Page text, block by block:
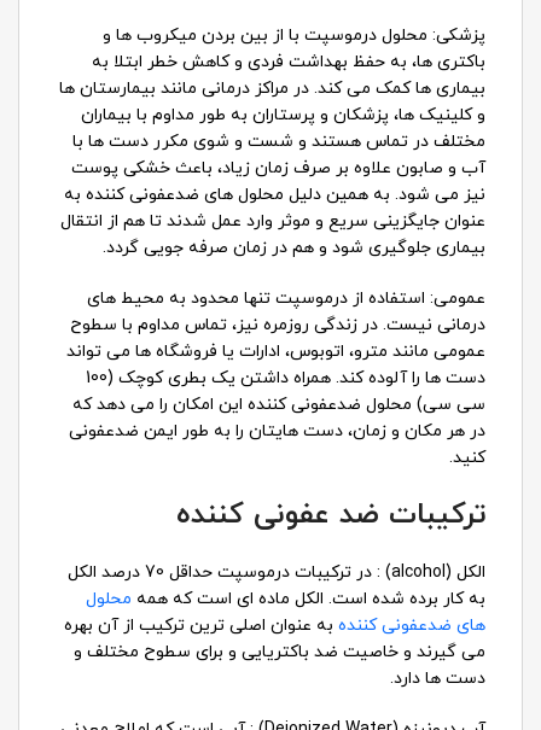
پزشکی: محلول درموسپت با از بین بردن میکروب ها و
باکتری ها، به حفظ بهداشت فردی و کاهش خطر ابتلا به
بیماری ها کمک می کند. در مراکز درمانی مانند بیمارستان ها
و کلینیک ها، پزشکان و پرستاران به طور مداوم با بیماران
مختلف در تماس هستند و شست و شوی مکرر دست ها با
آب و صابون علاوه بر صرف زمان زیاد، باعث خشکی پوست
نیز می شود. به همین دلیل محلول های ضدعفونی کننده به
عنوان جایگزینی سریع و موثر وارد عمل شدند تا هم از انتقال
بیماری جلوگیری شود و هم در زمان صرفه جویی گردد.
عمومی: استفاده از درموسپت تنها محدود به محیط های
درمانی نیست. در زندگی روزمره نیز، تماس مداوم با سطوح
عمومی مانند مترو، اتوبوس، ادارات یا فروشگاه ها می تواند
دست ها را آلوده کند. همراه داشتن یک بطری کوچک (100
سی سی) محلول ضدعفونی کننده این امکان را می دهد که
در هر مکان و زمان، دست هایتان را به طور ایمن ضدعفونی
کنید.
ترکیبات ضد عفونی کننده
الکل (alcohol) : در ترکیبات درموسپت حداقل 70 درصد الکل
به کار برده شده است. الکل ماده ای است که همه محلول
های ضدعفونی کننده به عنوان اصلی ترین ترکیب از آن بهره
می گیرند و خاصیت ضد باکتریایی و برای سطوح مختلف و
دست ها دارد.